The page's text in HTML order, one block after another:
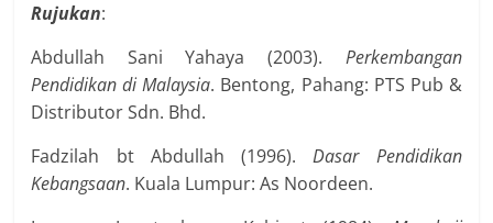
Rujukan:
Abdullah Sani Yahaya (2003). Perkembangan
Pendidikan di Malaysia. Bentong, Pahang: PTS Pub &
Distributor Sdn. Bhd.
Fadzilah bt Abdullah (1996).Dasar Pendidikan
Kebangsaan. Kuala Lumpur: As Noordeen.